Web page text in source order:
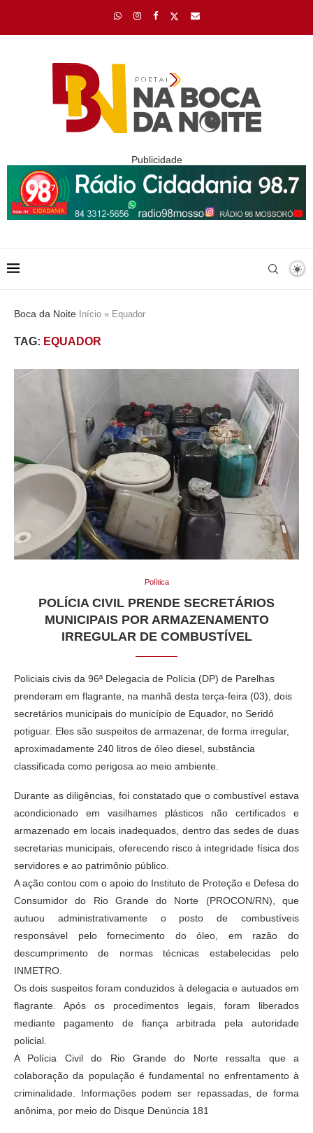
Publicidade
Boca da Noite Início » Equador
TAG: EQUADOR
Política
POLÍCIA CIVIL PRENDE SECRETÁRIOS
MUNICIPAIS POR ARMAZENAMENTO
IRREGULAR DE COMBUSTÍVEL
Policiais civis da 96ª Delegacia de Polícia (DP) de Parelhas
prenderam em flagrante, na manhã desta terça-feira (03), dois
secretários municipais do município de Equador, no Seridó
potiguar. Eles são suspeitos de armazenar, de forma irregular,
aproximadamente 240 litros de óleo diesel, substância
classificada como perigosa ao meio ambiente.
Durante as diligências, foi constatado que o combustível estava
acondicionado em vasilhames plásticos não certificados e
armazenado em locais inadequados, dentro das sedes de duas
secretarias municipais, oferecendo risco à integridade física dos
servidores e ao patrimônio público.
A ação contou com o apoio do Instituto de Proteção e Defesa do
Consumidor do Rio Grande do Norte (PROCON/RN), que
autuou administrativamente o posto de combustíveis
responsável pelo fornecimento do óleo, em razão do
descumprimento de normas técnicas estabelecidas pelo
INMETRO.
Os dois suspeitos foram conduzidos à delegacia e autuados em
flagrante. Após os procedimentos legais, foram liberados
mediante pagamento de fiança arbitrada pela autoridade
policial.
A Polícia Civil do Rio Grande do Norte ressalta que a
colaboração da população é fundamental no enfrentamento à
criminalidade. Informações podem ser repassadas, de forma
anônima, por meio do Disque Denúncia 181